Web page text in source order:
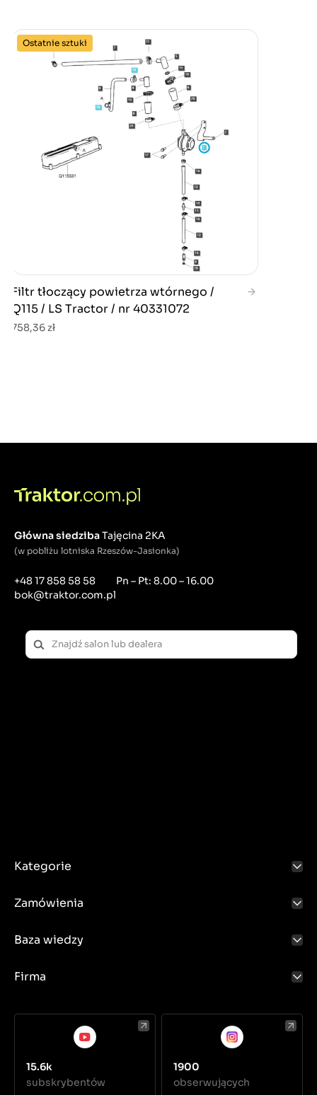
Ostatnie sztuki
Filtr tłoczący powietrza wtórnego /
Q115 / LS Tractor / nr 40331072
758,36 zł
Główna siedzibaTajęcina 2KA
(w pobliżu lotniska Rzeszów-Jasionka)
+48 17 858 58 58
bok@traktor.com.pl
Pn – Pt: 8.00 – 16.00
Kategorie
Zamówienia
Baza wiedzy
Firma
15.6k
subskrybentów
1900
obserwujących